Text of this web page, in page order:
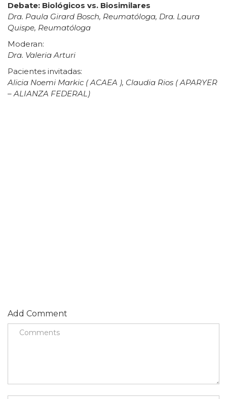
Debate: Biológicos vs. Biosimilares
Dra. Paula Girard Bosch, Reumatóloga, Dra. Laura
Quispe, Reumatóloga
Moderan:
Dra. Valeria Arturi
Pacientes invitadas:
Alicia Noemi Markic ( ACAEA ), Claudia Rios ( APARYER
– ALIANZA FEDERAL)
Add Comment